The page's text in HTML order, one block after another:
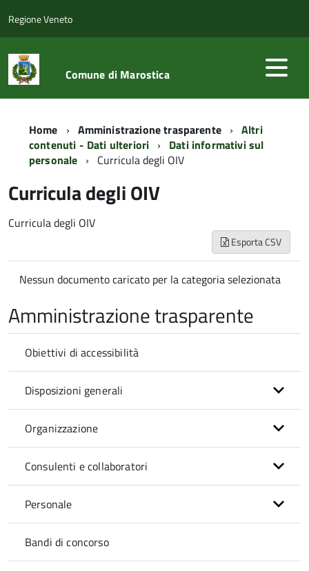
Regione Veneto
Comune di Marostica
Home Amministrazione trasparente
Altri
contenuti - Dati ulteriori
Dati informativi sul
personale
Curricula degli OIV
Curricula degli OIV
Curricula degli OIV
Esporta CSV
Nessun documento caricato per la categoria selezionata
Amministrazione trasparente
Obiettivi di accessibilità
Disposizioni generali
Organizzazione
Consulenti e collaboratori
Personale
Bandi di concorso